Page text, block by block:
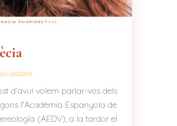
d'avui volem parlar-vos dels
l'Acadèmia Espanyola de
(AEDV), a la tardor el